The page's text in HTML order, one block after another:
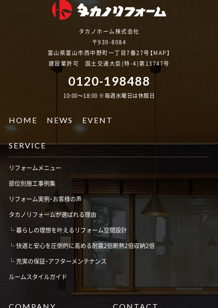
タカノホーム株式会社
〒939-8084
富山県富山市西中野町一丁目7番27号【MAP】
建設業許可 国土交通大臣(特-4)第13747号
0120-198488
10:00〜18:00 ※毎週水曜日は休館日
HOME NEWS EVENT
SERVICE
リフォームメニュー
部位別施工事例集
リフォーム実例・お客様の声
タカノリフォームが選ばれる理由
暮らしの理想を叶えるリフォーム空間設計
快適と安心を圧倒的に高める耐震2倍断熱2倍収納2倍
充実の保証・アフターメンテナンス
ルームスタイルガイド
COMPANY CONTACT